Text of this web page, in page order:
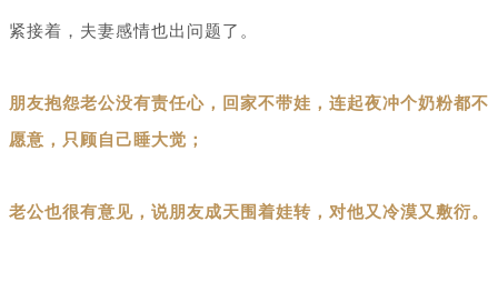
紧接着，夫妻感情也出问题了。
朋友抱怨老公没有责任心，回家不带娃，连起夜冲个奶粉都不
愿意，只顾自己睡大觉；
老公也很有意见，说朋友成天围着娃转，对他又冷漠又敷衍。